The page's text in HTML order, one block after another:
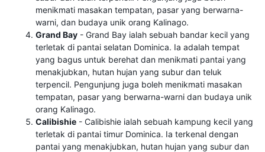
menikmati masakan tempatan, pasar yang berwarna-
warni, dan budaya unik orang Kalinago.
Grand Bay - Grand Bay ialah sebuah bandar kecil yang
terletak di pantai selatan Dominica. Ia adalah tempat
yang bagus untuk berehat dan menikmati pantai yang
menakjubkan, hutan hujan yang subur dan teluk
terpencil. Pengunjung juga boleh menikmati masakan
tempatan, pasar yang berwarna-warni dan budaya unik
orang Kalinago.
Calibishie - Calibishie ialah sebuah kampung kecil yang
terletak di pantai timur Dominica. Ia terkenal dengan
pantai yang menakjubkan, hutan hujan yang subur dan